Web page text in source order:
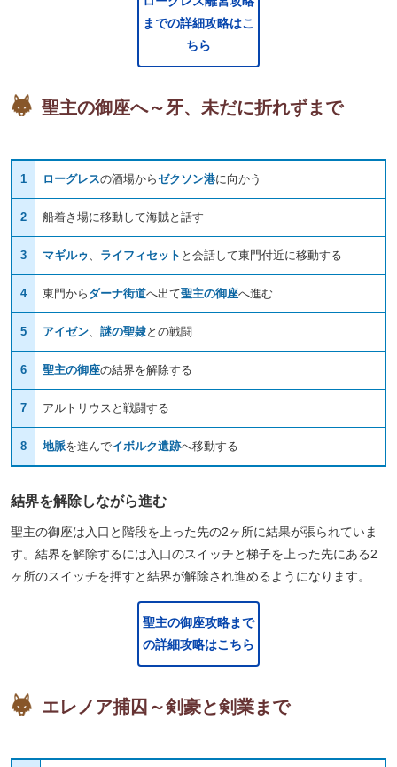
までの詳細攻略はこ
ちら
聖主の御座へ～牙、未だに折れずまで
1 ローグレスの酒場からゼクソン港に向かう
2 船着き場に移動して海賊と話す
3 マギルゥ ライフィセット と会話して東門付近に移動する
4 東門から ダーナ街道へ出て聖主の御座へ進む
5 アイゼン 謎の聖隷との戦闘
6 聖主の御座の結界を解除する
7 アルトリウスと戦闘する
8 地脈を進んでイボルク遺跡へ移動する
結界を解除しながら進む
聖主の御座は入口と階段を上った先の2ヶ所に結果が張られていま
す。結界を解除するには入口のスイッチと梯子を上った先にある2
ヶ所のスイッチを押すと結界が解除され進めるようになります。
聖主の御座攻略まで
の詳細攻略はこちら
エレノア捕囚～剣豪と剣業まで